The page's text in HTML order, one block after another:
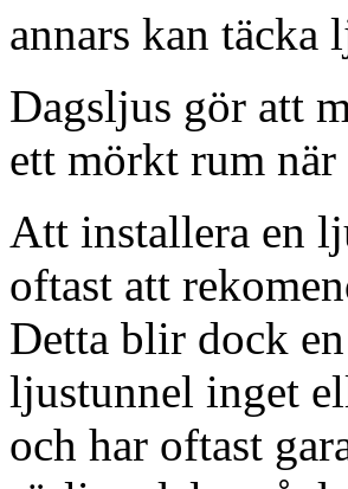
annars kan täcka
Dagsljus gör att
ett mörkt rum
Att installera en
oftast att
Detta blir dock
ljustunnel inget
och har oftast